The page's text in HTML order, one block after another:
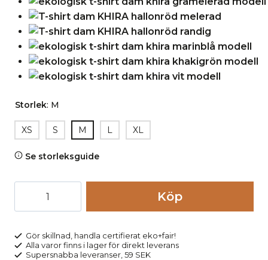
Storlek: M
XS S M L XL
Se storleksguide
KHIRA
cremevit
Köp
Gör skillnad, handla certifierat eko+fair!
Alla varor finns i lager för direkt leverans
Supersnabba leveranser, 59 SEK